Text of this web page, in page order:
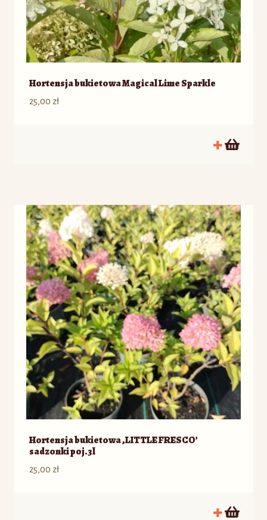
Hortensja bukietowa Magical Lime Sparkle
25,00 zł
Hortensja bukietowa ‚LITTLE FRESCO’
sadzonki poj.3l
25,00 zł